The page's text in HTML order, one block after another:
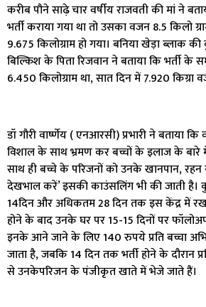
करीब पौने साढ़े चार वर्षीय राजवती की मां ने
भर्ती कराया गया था तो उसका वजन 8.5 किलो
9.675 किलोग्राम हो गया। बनिया खेड़ा ब्लाक की
बिल्किश के पिता रिजवान ने बताया कि भर्ती
6.450 किलोग्राम था, सात दिन में 7.920 किग्रा
डॉ गौरी वार्ष्णेय ( एनआरसी) प्रभारी ने बताया
विशाल के साथ भ्रमण कर बच्चों के इलाज के
साथ ही बच्चे के परिजनों को उनके खानपान,
देखभाल करें’ इसकी काउंसलिंग भी की जाती है।
14दिन और अधिकतम 28 दिन तक इस केंद्र में
होने के बाद उनके घर पर 15-15 दिनों पर
इनके आने जाने के लिए 140 रुपये प्रति बच्चा
जाता है, जबकि 14 दिन तक भर्ती होने के दौरान
से उनकेपरिजन के पंजीकृत खाते में भेजे जाते हैं।